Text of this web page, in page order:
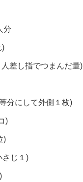
分
)
差し指でつまんだ量)
分にして外側１枚)
)
)
じ１)